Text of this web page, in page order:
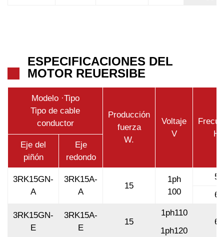
ESPECIFICACIONES DEL
MOTOR REUERSIBE
Modelo ·Tipo
Tipo de cable
conductor
Producción
fuerza
W.
Voltaje
V
Hz
Eje del
piñón
Eje
redondo
3RK15GN-
A
3RK15A-
A
15
1ph
100
50
60
3RK15GN-
E
3RK15A-
E
15
1ph110
60
1ph120